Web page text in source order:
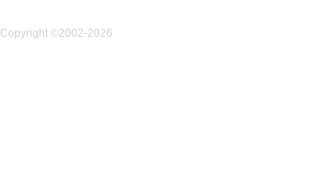
Copyright ©2002-2026